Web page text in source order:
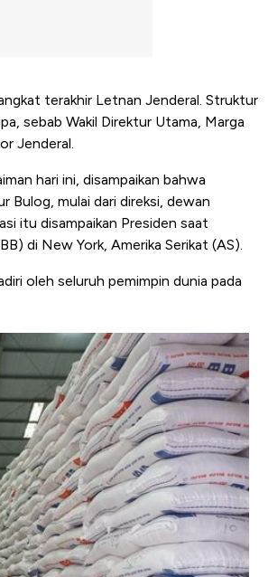
terakhir Letnan Jenderal. Struktur
sebab Wakil Direktur Utama, Marga
Jenderal.
hari ini, disampaikan bahwa
Bulog, mulai dari direksi, dewan
itu disampaikan Presiden saat
di New York, Amerika Serikat (AS).
oleh seluruh pemimpin dunia pada
Tutup Keran Ekspor, Harga
Terbang ke Zona Berbahaya